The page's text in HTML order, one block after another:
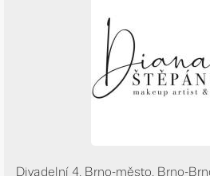
Divadelní 4, Brno-město, Brno-